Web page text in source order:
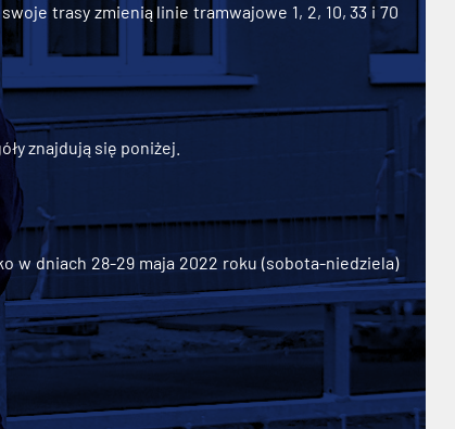
trasy zmienią linie tramwajowe 1, 2, 10, 33 i 70
znajdują się poniżej.
w dniach 28-29 maja 2022 roku (sobota-niedziela)